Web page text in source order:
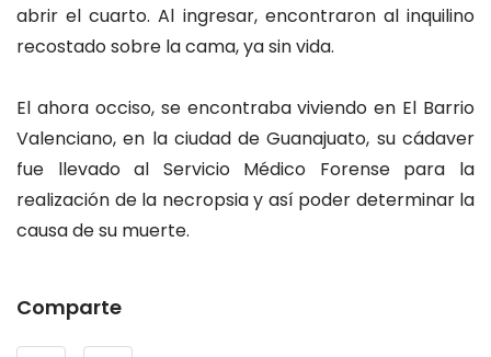
abrir el cuarto. Al ingresar, encontraron al inquilino
recostado sobre la cama, ya sin vida.
El ahora occiso, se encontraba viviendo en El Barrio
Valenciano, en la ciudad de Guanajuato, su cádaver
fue llevado al Servicio Médico Forense para la
realización de la necropsia y así poder determinar la
causa de su muerte.
Comparte